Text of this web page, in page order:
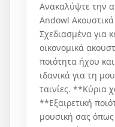
Ανακαλύψτε την
Andowl
Σχεδιασμένα για
οικονομικά
ποιότητα ήχου
ιδανικά για τη
ταινίες. **Κύρια
**Εξαιρετική
μουσική σας